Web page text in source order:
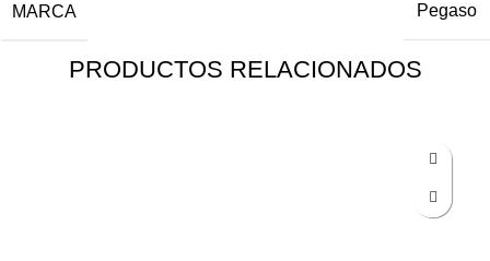
MARCA Pegaso
PRODUCTOS RELACIONADOS